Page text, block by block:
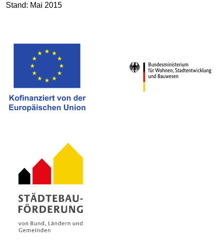
Stand: Mai 2015